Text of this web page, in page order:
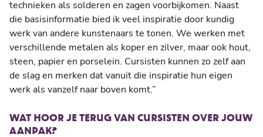
technieken als solderen en zagen voorbijkomen. Naast
die basisinformatie bied ik veel inspiratie door kundig
werk van andere kunstenaars te tonen. We werken met
verschillende metalen als koper en zilver, maar ook hout,
steen, papier en porselein. Cursisten kunnen zo zelf aan
de slag en merken dat vanuit die inspiratie hun eigen
werk als vanzelf naar boven komt.”
WAT HOOR JE TERUG VAN CURSISTEN OVER JOUW
AANPAK?